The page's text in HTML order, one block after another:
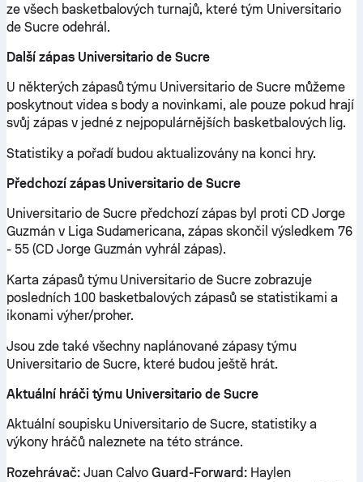
ze všech basketbalových turnajů, které tým Universitario
de Sucre odehrál.
Další zápas Universitario de Sucre
U některých zápasů týmu Universitario de Sucre můžeme
poskytnout videa s body a novinkami, ale pouze pokud hrají
svůj zápas v jedné z nejpopulárnějších basketbalových lig.
Statistiky a pořadí budou aktualizovány na konci hry.
Předchozí zápas Universitario de Sucre
Universitario de Sucre předchozí zápas byl proti CD Jorge
Guzmán v Liga Sudamericana, zápas skončil výsledkem 76
- 55 (CD Jorge Guzmán vyhrál zápas).
Karta zápasů týmu Universitario de Sucre zobrazuje
posledních 100 basketbalových zápasů se statistikami a
ikonami výher/proher.
Jsou zde také všechny naplánované zápasy týmu
Universitario de Sucre, které budou ještě hrát.
Aktuální hráči týmu Universitario de Sucre
Aktuální soupisku Universitario de Sucre, statistiky a
výkony hráčů naleznete na této stránce.
Rozehrávač:Juan CalvoGuard-Forward:Haylen